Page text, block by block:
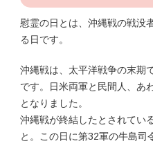
慰霊の日とは、沖縄戦の戦没
る日です。
沖縄戦は、太平洋戦争の末期
です。日米両軍と民間人、あ
となりました。
沖縄戦が終結したとされてい
と。この日に第32軍の牛島司